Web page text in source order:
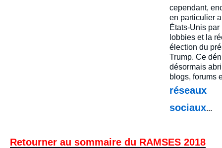
cependant,
en particulier
États-Unis par
lobbies et la
élection du
Trump. Ce
désormais
blogs, forums
réseaux
sociaux...
Retourner au sommaire du RAMSES 2018